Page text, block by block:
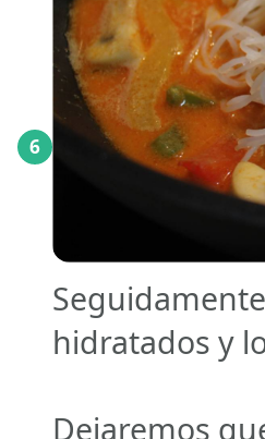
6
hidratados y
Dejaremos